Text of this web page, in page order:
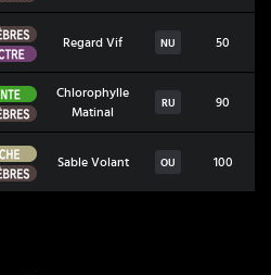
Ténèbres
Spectre
Regard Vif NU 50
Plante
Ténèbres
Chlorophylle
Matinal
RU 90
Roche
Ténèbres
Sable Volant OU 100